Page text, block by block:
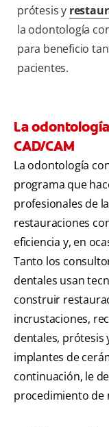
prótesis y
la odontología
para beneficio
pacientes.
La
CAD/CAM
La odontología
programa que
profesionales de
restauraciones
eficiencia y, en
Tanto los
dentales usan
construir
incrustaciones,
dentales, prótesis
implantes de
continuación, le
procedimiento de